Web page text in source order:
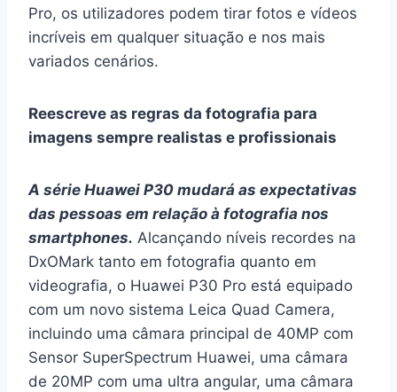
Pro, os utilizadores podem tirar fotos e vídeos
incríveis em qualquer situação e nos mais
variados cenários.
Reescreve as regras da fotografia para
imagens sempre realistas e profissionais
A série Huawei P30 mudará as expectativas
das pessoas em relação à fotografia nos
smartphones. Alcançando níveis recordes na
DxOMark tanto em fotografia quanto em
videografia, o Huawei P30 Pro está equipado
com um novo sistema Leica Quad Camera,
incluindo uma câmara principal de 40MP com
Sensor SuperSpectrum Huawei, uma câmara
de 20MP com uma ultra angular, uma câmara